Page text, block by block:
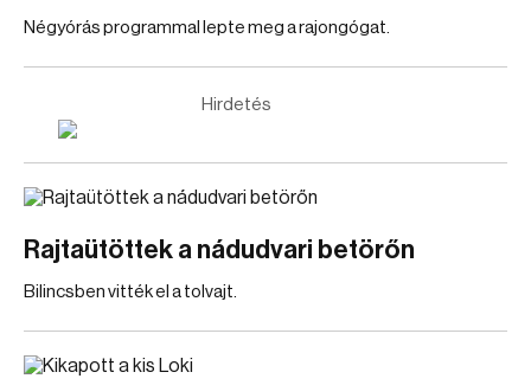
Négyórás programmal lepte meg a rajongógat.
Hirdetés
Rajtaütöttek a nádudvari betörőn
Bilincsben vitték el a tolvajt.